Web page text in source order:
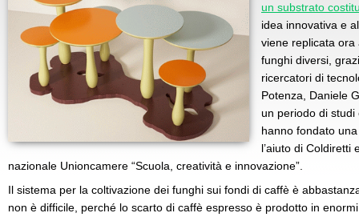
un substrato
idea innovativa e
viene replicata ora
funghi diversi,
ricercatori di
Potenza, Daniele
un periodo di studi
hanno fondato
l’aiuto di Coldiretti
nazionale Unioncamere “Scuola, creatività e innovazione”.
Il sistema per la coltivazione dei funghi sui fondi di caffè è
non è difficile, perché lo scarto di caffè espresso è prodotto in